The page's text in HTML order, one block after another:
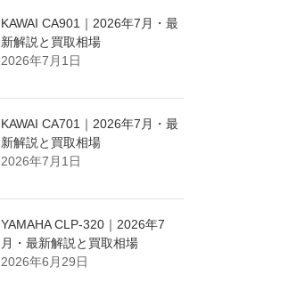
KAWAI CA901｜2026年7月・最
新解説と買取相場
2026年7月1日
KAWAI CA701｜2026年7月・最
新解説と買取相場
2026年7月1日
YAMAHA CLP-320｜2026年7
月・最新解説と買取相場
2026年6月29日